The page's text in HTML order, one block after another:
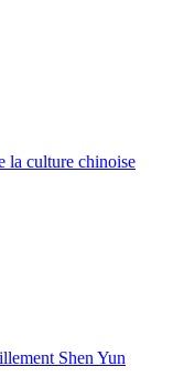
la culture chinoise
Shen Yun